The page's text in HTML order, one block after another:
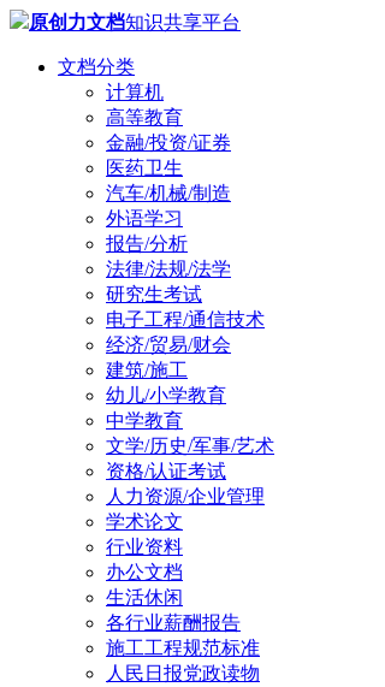
原创力文档知识共享平台
文档分类
计算机
高等教育
金融/投资/证券
医药卫生
汽车/机械/制造
外语学习
报告/分析
法律/法规/法学
研究生考试
电子工程/通信技术
经济/贸易/财会
建筑/施工
幼儿/小学教育
中学教育
文学/历史/军事/艺术
资格/认证考试
人力资源/企业管理
学术论文
行业资料
办公文档
生活休闲
各行业薪酬报告
施工工程规范标准
人民日报党政读物